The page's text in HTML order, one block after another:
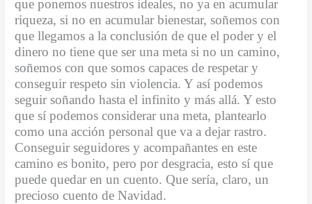
que ponemos nuestros ideales, no ya en acumular
riqueza, si no en acumular bienestar, soñemos con
que llegamos a la conclusión de que el poder y el
dinero no tiene que ser una meta si no un camino,
soñemos con que somos capaces de respetar y
conseguir respeto sin violencia. Y así podemos
seguir soñando hasta el infinito y más allá. Y esto
que sí podemos considerar una meta, plantearlo
como una acción personal que va a dejar rastro.
Conseguir seguidores y acompañantes en este
camino es bonito, pero por desgracia, esto sí que
puede quedar en un cuento. Que sería, claro, un
precioso cuento de Navidad.